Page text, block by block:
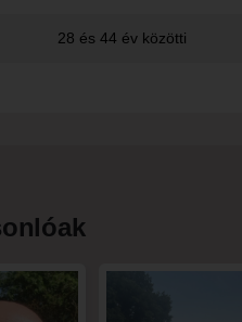
28 és 44 év közötti